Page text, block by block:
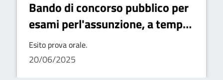
Bando di concorso pubblico per
esami perl'assunzione, a tempo
part-time (18 ore) ed
indeterminato di n. 1 (uno)
Esito prova orale.
20/06/2025